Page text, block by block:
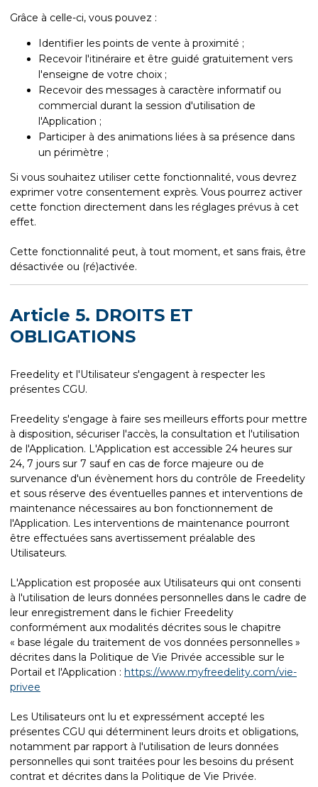
Grâce à celle-ci, vous pouvez :
Identifier les points de vente à proximité ;
Recevoir l'itinéraire et être guidé gratuitement vers
l'enseigne de votre choix ;
Recevoir des messages à caractère informatif ou
commercial durant la session d'utilisation de
l'Application ;
Participer à des animations liées à sa présence dans
un périmètre ;
Si vous souhaitez utiliser cette fonctionnalité, vous devrez
exprimer votre consentement exprès. Vous pourrez activer
cette fonction directement dans les réglages prévus à cet
effet.
Cette fonctionnalité peut, à tout moment, et sans frais, être
désactivée ou (ré)activée.
Article 5. DROITS ET
OBLIGATIONS
Freedelity et l'Utilisateur s'engagent à respecter les
présentes CGU.
Freedelity s'engage à faire ses meilleurs efforts pour mettre
à disposition, sécuriser l'accès, la consultation et l'utilisation
de l'Application. L'Application est accessible 24 heures sur
24, 7 jours sur 7 sauf en cas de force majeure ou de
survenance d'un évènement hors du contrôle de Freedelity
et sous réserve des éventuelles pannes et interventions de
maintenance nécessaires au bon fonctionnement de
l'Application. Les interventions de maintenance pourront
être effectuées sans avertissement préalable des
Utilisateurs.
L'Application est proposée aux Utilisateurs qui ont consenti
à l'utilisation de leurs données personnelles dans le cadre de
leur enregistrement dans le fichier Freedelity
conformément aux modalités décrites sous le chapitre
« base légale du traitement de vos données personnelles »
décrites dans la Politique de Vie Privée accessible sur le
Portail et l'Application : https://www.myfreedelity.com/vie-
privee
Les Utilisateurs ont lu et expressément accepté les
présentes CGU qui déterminent leurs droits et obligations,
notamment par rapport à l'utilisation de leurs données
personnelles qui sont traitées pour les besoins du présent
contrat et décrites dans la Politique de Vie Privée.